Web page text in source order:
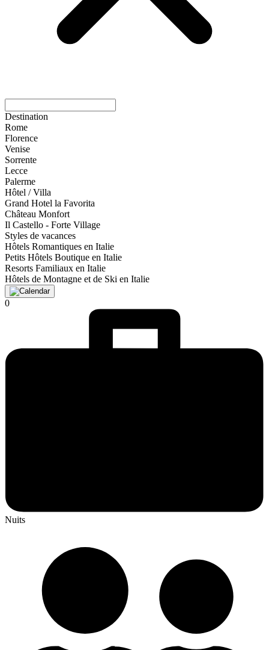
Destination
Rome
Florence
Venise
Sorrente
Lecce
Palerme
Hôtel / Villa
Grand Hotel la Favorita
Château Monfort
Il Castello - Forte Village
Styles de vacances
Hôtels Romantiques en Italie
Petits Hôtels Boutique en Italie
Resorts Familiaux en Italie
Hôtels de Montagne et de Ski en Italie
0
Nuits